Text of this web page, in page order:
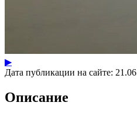
▶
Дата публикации на сайте:
Описание